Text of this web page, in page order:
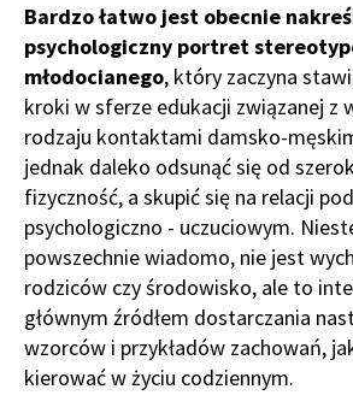
Bardzo łatwo jest obecnie
psychologiczny portret
młodocianego, który zaczyna
kroki w sferze edukacji związanej z
rodzaju kontaktami damsko-
jednak daleko odsunąć się od
fizyczność, a skupić się na relacji
psychologiczno - uczuciowym.
powszechnie wiadomo, nie jest
rodziców czy środowisko, ale to
głównym źródłem dostarczania
wzorców i przykładów zachowań,
kierować w życiu codziennym.